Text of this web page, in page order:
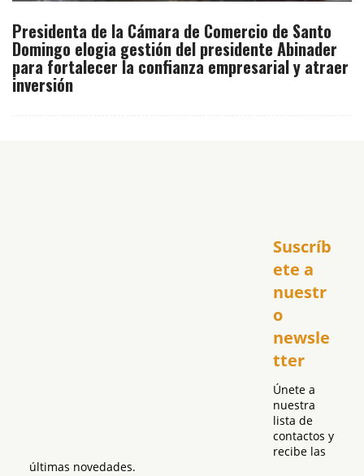
Presidenta de la Cámara de Comercio de Santo
Domingo elogia gestión del presidente Abinader
para fortalecer la confianza empresarial y atraer
inversión
Suscríb
ete a
nuestr
o
newsle
tter
Únete a
nuestra
lista de
contactos y
recibe las
últimas novedades.